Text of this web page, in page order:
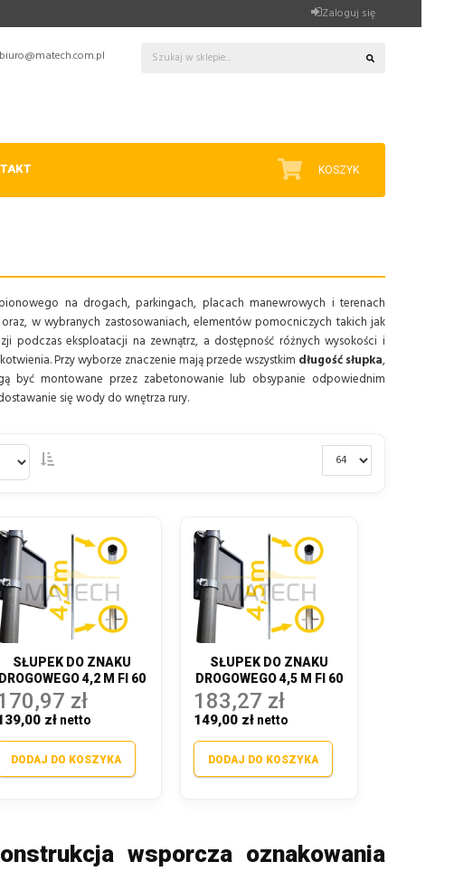
Zaloguj się
biuro@matech.com.pl
KOSZYK
na drogach, parkingach, placach manewrowych i terenach
w wybranych zastosowaniach, elementów pomocniczych takich jak
podczas eksploatacji na zewnątrz, a dostępność różnych wysokości i
Przy wyborze znaczenie mają przede wszystkim długość słupka,
być montowane przez zabetonowanie lub obsypanie odpowiednim
się wody do wnętrza rury.
SŁUPEK DO ZNAKU
DROGOWEGO 4,2 M FI 60
zł
zł
DODAJ DO KOSZYKA
SŁUPEK DO ZNAKU
DROGOWEGO 4,5 M FI 60
183,27 zł
149,00 zł
DODAJ DO KOSZYKA
wsporcza oznakowania